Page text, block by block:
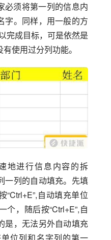
必须将第一列的信息内
字。同样，用一般的方
完成目标，可是依然是
使用过分列功能。
地进行信息内容的拆
一列的自动填充。先填
“Ctrl+E”,自动填充单位
个，随后按“Ctrl+E”,自
是，无法另外自动填充